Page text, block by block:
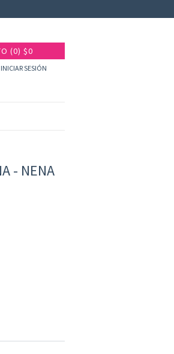
(0)$0
INICIAR SESIÓN
- NENA